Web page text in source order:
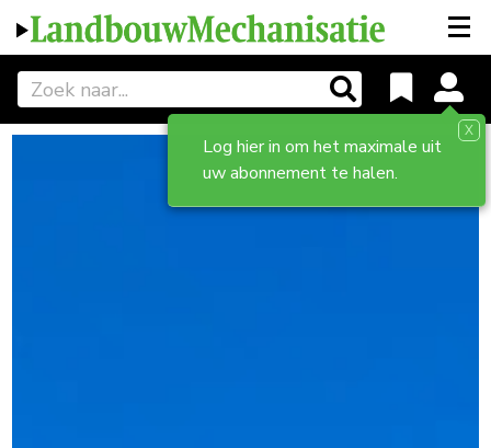
Log hier in om het maximale uit
uw abonnement te halen.
X